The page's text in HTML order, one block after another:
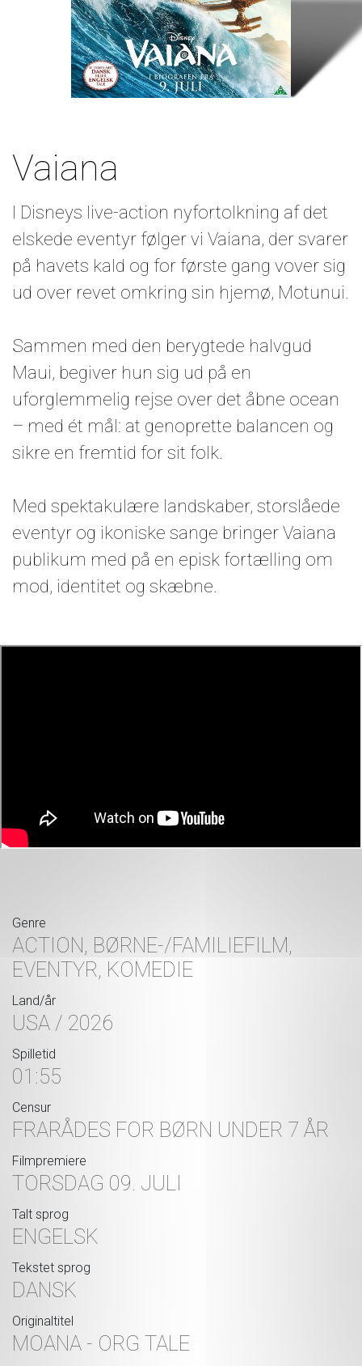
Vaiana
I Disneys live-action nyfortolkning af det
elskede eventyr følger vi Vaiana, der svarer
på havets kald og for første gang vover sig
ud over revet omkring sin hjemø, Motunui.
Sammen med den berygtede halvgud
Maui, begiver hun sig ud på en
uforglemmelig rejse over det åbne ocean
– med ét mål: at genoprette balancen og
sikre en fremtid for sit folk.
Med spektakulære landskaber, storslåede
eventyr og ikoniske sange bringer Vaiana
publikum med på en episk fortælling om
mod, identitet og skæbne.
Genre
ACTION, BØRNE-/FAMILIEFILM,
EVENTYR, KOMEDIE
Land/år
USA / 2026
Spilletid
01:55
Censur
FRARÅDES FOR BØRN UNDER 7 ÅR
Filmpremiere
TORSDAG 09. JULI
Talt sprog
ENGELSK
Tekstet sprog
DANSK
Originaltitel
MOANA - ORG TALE